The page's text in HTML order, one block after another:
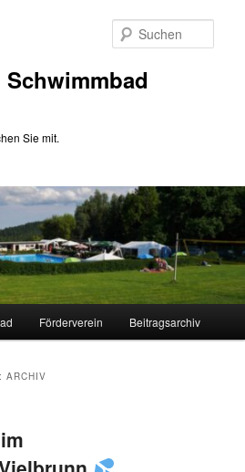
Sie mit.
Förderverein Beitragsarchiv
ARCHIV